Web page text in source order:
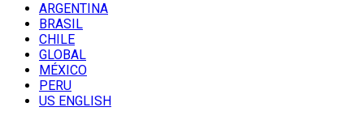
ARGENTINA
BRASIL
CHILE
GLOBAL
MÉXICO
PERU
US ENGLISH